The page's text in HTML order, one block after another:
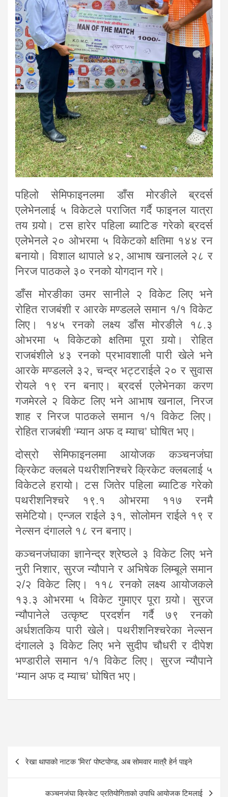
पहिलो सेमिफाइनलमा डाँस मोरङीले ब्रदर्स
एलेभेनलाई ५ विकेटले पराजित गर्दै फाइनल यात्रा
तय गर्‍यो। टस हारेर पहिला ब्याटिङ गरेको ब्रदर्स
एलेभेनले २० ओभरमा ५ विकेटको क्षतिमा १४४ रन
बनायो। विशाल थापाले ४२, आभाष खनालले २८ र
निरज पाठकले ३० रनको योगदान गरे।
डाँस मोरङीका उमर सानीले २ विकेट लिए भने
रोहित राजबंशी र आरके मण्डलले समान १/१ विकेट
लिए। १४५ रनको लक्ष्य डाँस मोरङीले १८.३
ओभरमा ५ विकेटको क्षतिमा पूरा गर्‍यो। रोहित
राजबंशीले ४३ रनको प्रभावशाली पारी खेले भने
आरके मण्डलले ३२, चन्द्र भट्टराईले २० र सुवास
रोयले १९ रन बनाए। ब्रदर्स एलेभेनका करण
गजमेरले २ विकेट लिए भने आभाष खनाल, निरज
शाह र निरज पाठकले समान १/१ विकेट लिए।
रोहित राजबंशी ‘म्यान अफ द म्याच’ घोषित भए।
दोस्रो सेमिफाइनलमा आयोजक कञ्चनजंघा
क्रिकेट क्लबले पथरीशनिश्चरे क्रिकेट क्लबलाई ५
विकेटले हरायो। टस जितेर पहिला ब्याटिङ गरेको
पथरीशनिश्चरे १९.१ ओभरमा ११७ रनमै
समेटियो। एन्जल राईले ३१, सोलोमन राईले १९ र
नेल्सन दंगालले १८ रन बनाए।
कञ्चनजंघाका ज्ञानेन्द्र श्रेष्ठले ३ विकेट लिए भने
नुरी निशार, सुरज न्यौपाने र अभिषेक लिम्बूले समान
२/२ विकेट लिए। ११८ रनको लक्ष्य आयोजकले
१३.३ ओभरमा ५ विकेट गुमाएर पूरा गर्‍यो। सुरज
न्यौपानेले उत्कृष्ट प्रदर्शन गर्दै ७९ रनको
अर्धशतकिय पारी खेले। पथरीशनिश्चरेका नेल्सन
दंगालले ३ विकेट लिए भने सुदीप चौधरी र दीपेश
भण्डारीले समान १/१ विकेट लिए। सुरज न्यौपाने
‘म्यान अफ द म्याच’ घोषित भए।
Post
रेखा थापाको नाटक ‘मिरा’ पोष्टपोण्ड, अब सोमवार मात्रै हेर्न पाइने
कञ्चनजंघा क्रिकेट प्रतियोगिताको उपाधि आयोजक टिमलाई